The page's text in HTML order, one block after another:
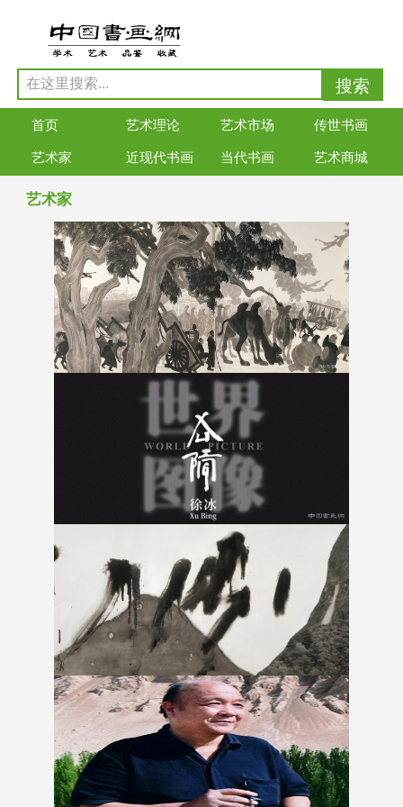
首页 艺术理论 艺术市场 传世书画
艺术家 近现代书画 当代书画 艺术商城
艺术家